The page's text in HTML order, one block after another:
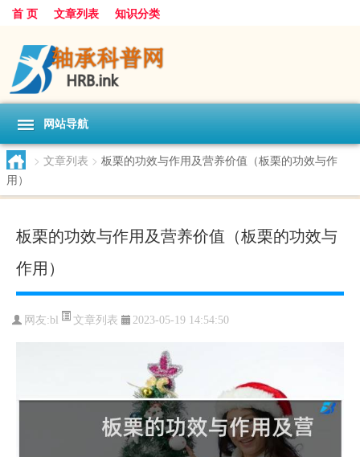
首 页 文章列表 知识分类
网站导航
> 文章列表 > 板栗的功效与作用及营养价值（板栗的功效与作
用）
板栗的功效与作用及营养价值（板栗的功效与
作用）
网友:bl 文章列表 2023-05-19 14:54:50